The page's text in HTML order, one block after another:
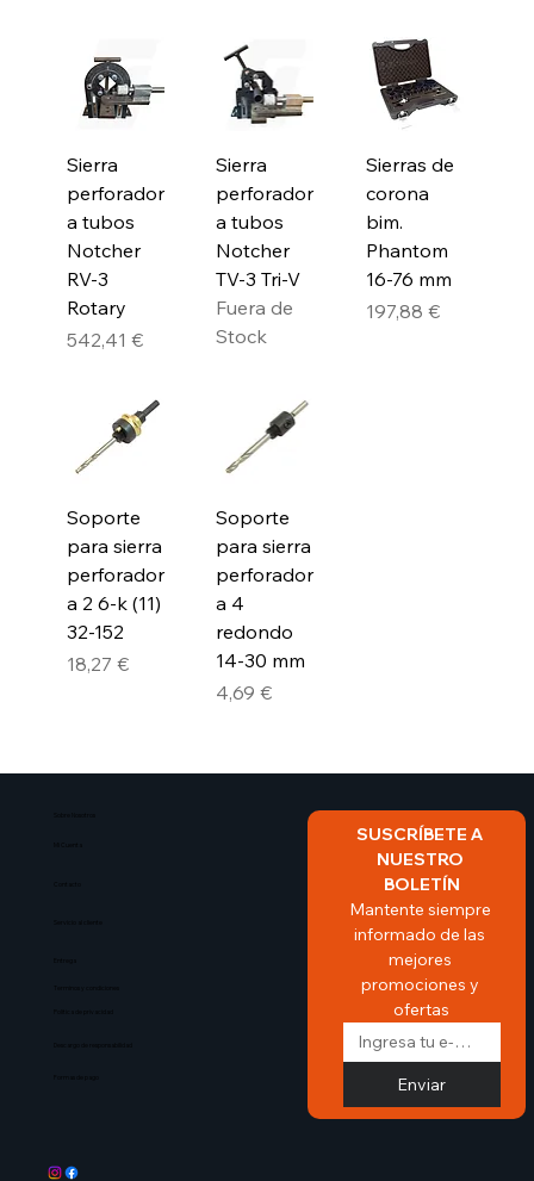
Sierra
perforador
a tubos
Notcher
RV-3
Rotary
Precio
542,41 €
Sierra
perforador
a tubos
Notcher
TV-3 Tri-V
Fuera de
Stock
Sierras de
corona
bim.
Phantom
16-76 mm
Precio
197,88 €
Soporte
para sierra
perforador
a 2 6-k (11)
32-152
Precio
18,27 €
Soporte
para sierra
perforador
a 4
redondo
14-30 mm
Precio
4,69 €
Sobre Nosotros​
Contacto
Servicio al cliente
Politica de privacidad
SUSCRÍBETE A
NUESTRO
BOLETÍN
Mantente siempre
informado de las
mejores
promociones y
ofertas
Enviar